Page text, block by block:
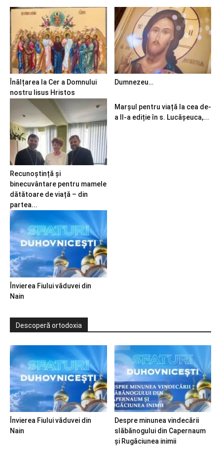
Înălțarea la Cer a Domnului
nostru Iisus Hristos
Dumnezeu…
Recunoștință și
binecuvântare pentru mamele
dătătoare de viață – din
partea...
Marșul pentru viață la cea de-
a II-a ediție în s. Lucășeuca,...
Învierea Fiului văduvei din
Nain
Descoperă ortodoxia
Învierea Fiului văduvei din
Nain
Despre minunea vindecării
slăbănogului din Capernaum
și Rugăciunea inimii